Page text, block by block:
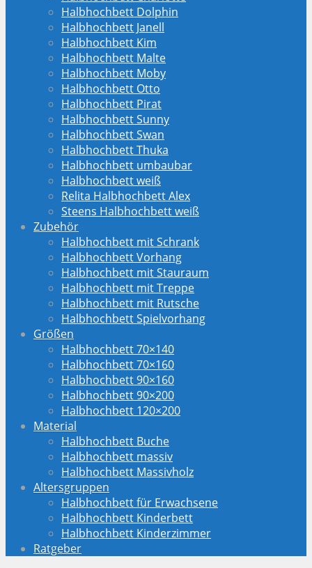
Halbhochbett Dolphin
Halbhochbett Janell
Halbhochbett Kim
Halbhochbett Malte
Halbhochbett Moby
Halbhochbett Otto
Halbhochbett Pirat
Halbhochbett Sunny
Halbhochbett Swan
Halbhochbett Thuka
Halbhochbett umbaubar
Halbhochbett weiß
Relita Halbhochbett Alex
Steens Halbhochbett weiß
Zubehör
Halbhochbett mit Schrank
Halbhochbett Vorhang
Halbhochbett mit Stauraum
Halbhochbett mit Treppe
Halbhochbett mit Rutsche
Halbhochbett Spielvorhang
Größen
Halbhochbett 70×140
Halbhochbett 70×160
Halbhochbett 90×160
Halbhochbett 90×200
Halbhochbett 120×200
Material
Halbhochbett Buche
Halbhochbett massiv
Halbhochbett Massivholz
Altersgruppen
Halbhochbett für Erwachsene
Halbhochbett Kinderbett
Halbhochbett Kinderzimmer
Ratgeber